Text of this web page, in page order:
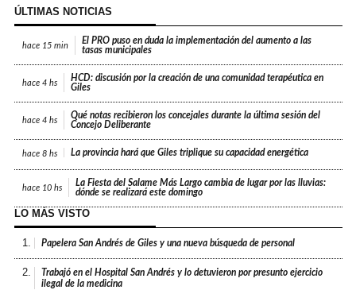
ÚLTIMAS NOTICIAS
hace 15 min
El PRO puso en duda la implementación del aumento a las
tasas municipales
hace 4 hs
HCD: discusión por la creación de una comunidad terapéutica en
Giles
hace 4 hs
Qué notas recibieron los concejales durante la última sesión del
Concejo Deliberante
hace 8 hs La provincia hará que Giles triplique su capacidad energética
hace 10 hs
La Fiesta del Salame Más Largo cambia de lugar por las lluvias:
dónde se realizará este domingo
LO MÁS VISTO
1. Papelera San Andrés de Giles y una nueva búsqueda de personal
2.
Trabajó en el Hospital San Andrés y lo detuvieron por presunto ejercicio
ilegal de la medicina